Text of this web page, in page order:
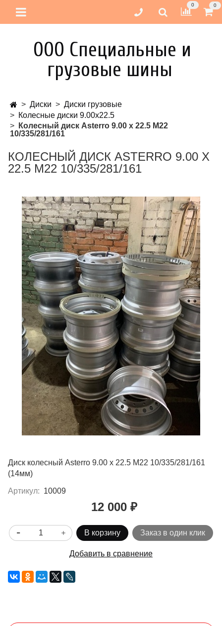
0 0
ООО Специальные и
грузовые шины
Диски
Диски грузовые
Колесные диски 9.00х22.5
Колесный диск Asterro 9.00 х 22.5 М22
10/335/281/161
КОЛЕСНЫЙ ДИСК ASTERRO 9.00 Х
22.5 М22 10/335/281/161
Диск колесный Asterro 9.00 х 22.5 М22 10/335/281/161
(14мм)
Артикул: 10009
12 000 ₽
В корзину Заказ в один клик
Добавить в сравнение